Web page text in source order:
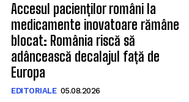
Accesul pacienților români la
medicamente inovatoare rămâne
blocat: România riscă să
adâncească decalajul față de
Europa
EDITORIALE 05.08.2026